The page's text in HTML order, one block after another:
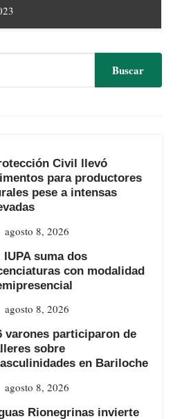
Civil llevó
para productores
pese a intensas
agosto 8, 2026
IUPA suma dos
con modalidad
agosto 8, 2026
varones participaron de
sobre
en Bariloche
agosto 8, 2026
Rionegrinas invierte